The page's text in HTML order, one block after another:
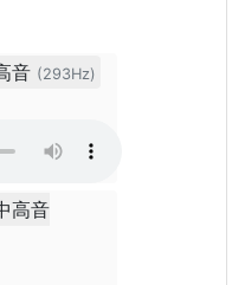
音 (293Hz)
高音